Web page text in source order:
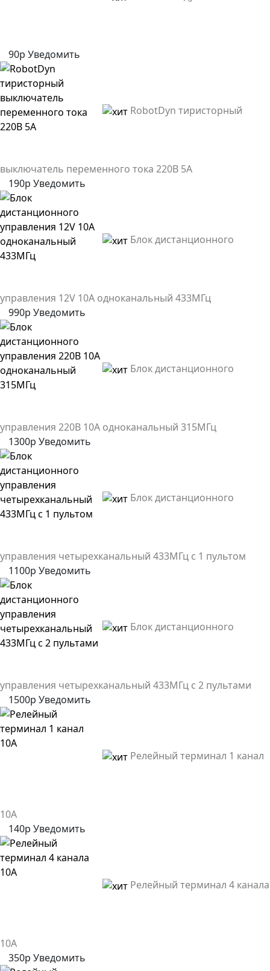
90р Уведомить
RobotDyn тиристорный
выключатель переменного тока 220В 5А
190р Уведомить
Блок дистанционного
управления 12V 10A одноканальный 433МГц
990р Уведомить
Блок дистанционного
управления 220В 10А одноканальный 315МГц
1300р Уведомить
Блок дистанционного
управления четырехканальный 433МГц с 1 пультом
1100р Уведомить
Блок дистанционного
управления четырехканальный 433МГц с 2 пультами
1500р Уведомить
Релейный терминал 1 канал
10А
140р Уведомить
Релейный терминал 4 канала
10А
350р Уведомить